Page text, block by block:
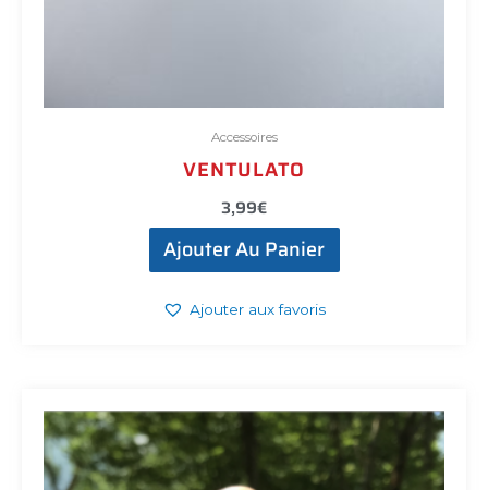
Accessoires
VENTULATO
3,99€
Ajouter Au Panier
Ajouter aux favoris